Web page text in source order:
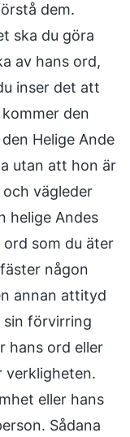
dem.
ska du göra
av hans ord,
inser det att
den
Helige Ande
utan att hon är
vägleder
helige Andes
som du äter
någon
annan attityd
sin förvirring
hans ord eller
verkligheten.
eller hans
Sådana